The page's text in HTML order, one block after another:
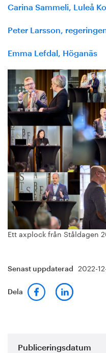
Carina Sammeli, Luleå
Peter Larsson,
Emma Lefdal, Höganäs
Ett axplock från Ståldagen
Senast uppdaterad 2022-
Dela
Publiceringsdatum